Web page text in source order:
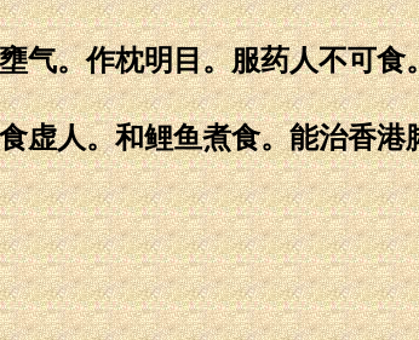
气。作枕明目。服药人不可食
虚人。和鲤鱼煮食。能治香港